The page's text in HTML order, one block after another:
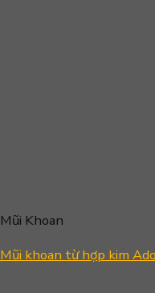
Mũi Khoan
Mũi khoan từ hợp kim